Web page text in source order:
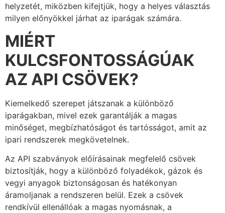
helyzetét, miközben kifejtjük, hogy a helyes választás
milyen előnyökkel járhat az iparágak számára.
MIÉRT
KULCSFONTOSSÁGÚAK
AZ API CSÖVEK?
Kiemelkedő szerepet játszanak a különböző
iparágakban, mivel ezek garantálják a magas
minőséget, megbízhatóságot és tartósságot, amit az
ipari rendszerek megkövetelnek.
Az API szabványok előírásainak megfelelő csövek
biztosítják, hogy a különböző folyadékok, gázok és
vegyi anyagok biztonságosan és hatékonyan
áramoljanak a rendszeren belül. Ezek a csövek
rendkívül ellenállóak a magas nyomásnak, a